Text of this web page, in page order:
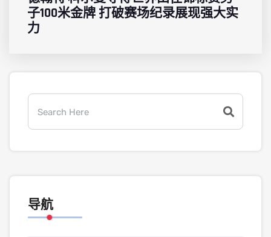
子100米金牌 打破赛场纪录展现强大实
力
导航